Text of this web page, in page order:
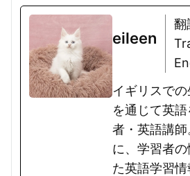
eileen
翻
イギリスで
を通じて英
者・英語講
に、学習者
た英語学習